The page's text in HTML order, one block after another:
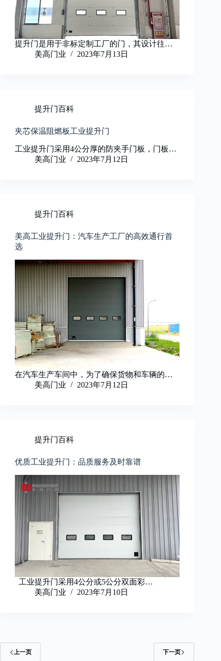
提升门是用于非标定制工厂的门，其设计往…
美高门业
2023年7月13日
提升门百科
夹芯保温阻燃板工业提升门
工业提升门采用4公分厚的防夹手门板，门板…
美高门业
2023年7月12日
提升门百科
美高工业提升门：汽车生产工厂的高效通行首
选
在汽车生产车间中，为了确保货物和车辆的…
美高门业
2023年7月12日
提升门百科
优质工业提升门：品质服务及时靠谱
工业提升门采用4公分或5公分双面彩…
美高门业
2023年7月10日
上一页 下一页